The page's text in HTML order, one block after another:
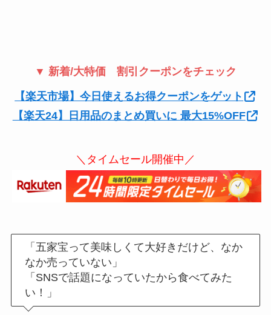
▼ 新着/大特価 割引クーポンをチェック
【楽天市場】今日使えるお得クーポンをゲット
【楽天24】日用品のまとめ買いに 最大15%OFF
＼タイムセール開催中／
「五家宝って美味しくて大好きだけど、なか
なか売っていない」
「SNSで話題になっていたから食べてみた
い！」